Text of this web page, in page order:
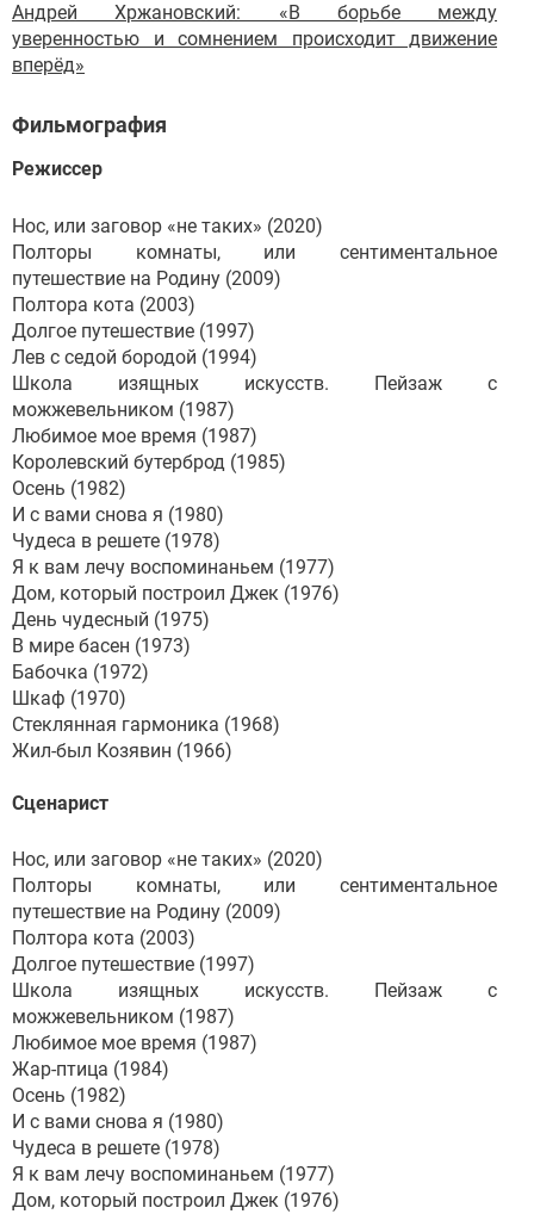
Андрей Хржановский: «В борьбе между
уверенностью и сомнением происходит движение
вперёд»
Фильмография
Режиcсер
Нос, или заговор «не таких» (2020)
Полторы комнаты, или сентиментальное
путешествие на Родину (2009)
Полтора кота (2003)
Долгое путешествие (1997)
Лев с седой бородой (1994)
Школа изящных искусств. Пейзаж с
можжевельником (1987)
Любимое мое время (1987)
Королевский бутерброд (1985)
Осень (1982)
И с вами снова я (1980)
Чудеса в решете (1978)
Я к вам лечу воспоминаньем (1977)
Дом, который построил Джек (1976)
День чудесный (1975)
В мире басен (1973)
Бабочка (1972)
Шкаф (1970)
Стеклянная гармоника (1968)
Жил-был Козявин (1966)
Сценарист
Нос, или заговор «не таких» (2020)
Полторы комнаты, или сентиментальное
путешествие на Родину (2009)
Полтора кота (2003)
Долгое путешествие (1997)
Школа изящных искусств. Пейзаж с
можжевельником (1987)
Любимое мое время (1987)
Жар-птица (1984)
Осень (1982)
И с вами снова я (1980)
Чудеса в решете (1978)
Я к вам лечу воспоминаньем (1977)
Дом, который построил Джек (1976)